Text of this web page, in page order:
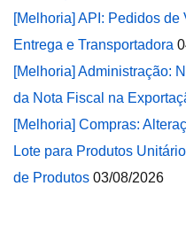
[Melhoria] API: Pedidos
Entrega e Transportadora
[Melhoria] Administração:
da Nota Fiscal na
[Melhoria] Compras:
Lote para Produtos
de Produtos 03/08/2026